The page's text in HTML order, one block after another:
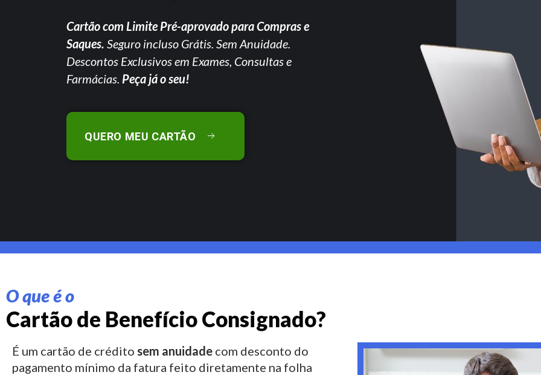
Cartão com Limite Pré-aprovado para Compras e
Saques. Seguro incluso Grátis. Sem Anuidade.
Descontos Exclusivos em Exames, Consultas e
Farmácias. Peça já o seu!
QUERO MEU CARTÃO
O que é o
Cartão de Benefício Consignado?
É um cartão de crédito sem anuidade com desconto do
pagamento mínimo da fatura feito diretamente na folha